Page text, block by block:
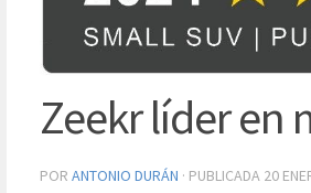
Zeekr líder en
POR ANTONIO DURÁN · PUBLICADA 20